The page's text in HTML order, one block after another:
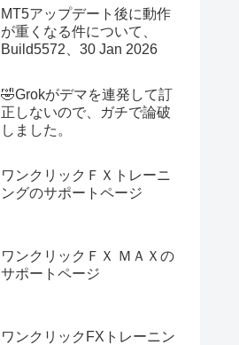
MT5アップデート後に動作
が重くなる件について、
Build5572、30 Jan 2026
🤣Grokがデマを連発して訂
正しないので、ガチで論破
しました。
ワンクリックＦＸトレーニ
ングのサポートページ
ワンクリックＦＸ ＭＡＸの
サポートページ
ワンクリックFXトレーニン